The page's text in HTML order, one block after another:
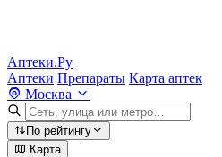
Аптеки.Ру
Аптеки Препараты Карта аптек
Москва
По рейтингу
Карта